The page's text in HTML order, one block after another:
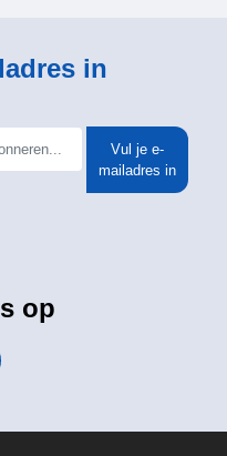
in
Vul je e-
mailadres in
op